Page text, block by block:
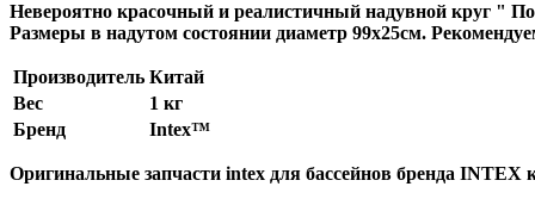
Невероятно красочный и реалистичный надувной круг "
Размеры в надутом состоянии диаметр 99х25см.
Производитель Китай
Вес
1 кг
Бренд
Intex™
Оригинальные запчасти intex для бассейнов бренда